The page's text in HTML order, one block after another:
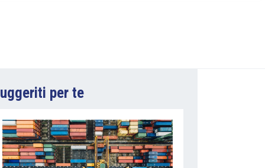
per te